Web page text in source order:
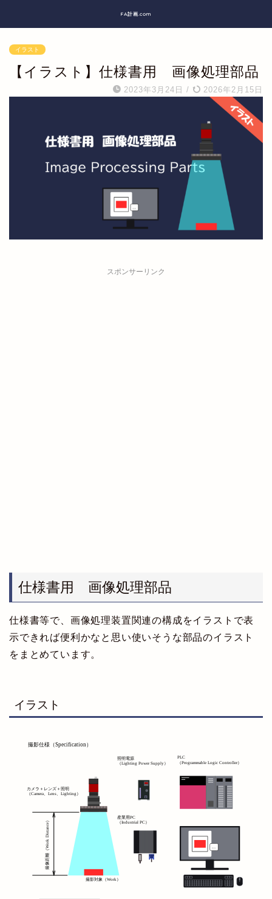
FA計画.com
イラスト
【イラスト】仕様書用 画像処理部品
2023年3月24日 / 2026年2月15日
スポンサーリンク
仕様書用 画像処理部品
仕様書等で、画像処理装置関連の構成をイラストで表
示できれば便利かなと思い使いそうな部品のイラスト
をまとめています。
イラスト